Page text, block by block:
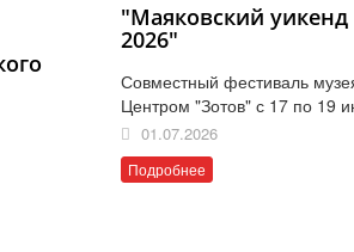
"Маяковский уикенд
2026"
Совместный фестиваль
Центром "Зотов" с 17 по 19
01.07.2026
Подробнее